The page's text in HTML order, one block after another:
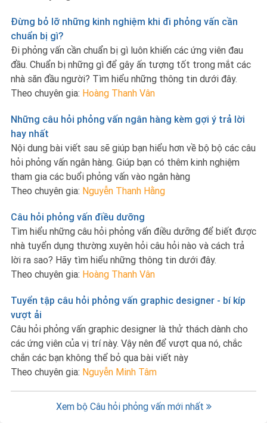
Đừng bỏ lỡ những kinh nghiệm khi đi phỏng vấn cần
chuẩn bị gì?
Đi phỏng vấn cần chuẩn bị gì luôn khiến các ứng viên đau
đầu. Chuẩn bị những gì để gây ấn tượng tốt trong mắt các
nhà săn đầu người? Tìm hiểu những thông tin dưới đây.
Theo chuyên gia: Hoàng Thanh Vân
Những câu hỏi phỏng vấn ngân hàng kèm gợi ý trả lời
hay nhất
Nội dung bài viết sau sẽ giúp bạn hiểu hơn về bộ bộ các câu
hỏi phỏng vấn ngân hàng. Giúp bạn có thêm kinh nghiệm
tham gia các buổi phỏng vấn vào ngân hàng
Theo chuyên gia: Nguyễn Thanh Hằng
Câu hỏi phỏng vấn điều dưỡng
Tìm hiểu những câu hỏi phỏng vấn điều dưỡng để biết được
nhà tuyển dụng thường xuyên hỏi câu hỏi nào và cách trả
lời ra sao? Hãy tìm hiểu những thông tin dưới đây.
Theo chuyên gia: Hoàng Thanh Vân
Tuyển tập câu hỏi phỏng vấn graphic designer - bí kíp
vượt ải
Câu hỏi phỏng vấn graphic designer là thử thách dành cho
các ứng viên của vị trí này. Vậy nên để vượt qua nó, chắc
chắn các bạn không thể bỏ qua bài viết này
Theo chuyên gia: Nguyễn Minh Tâm
Xem bộ Câu hỏi phỏng vấn mới nhất